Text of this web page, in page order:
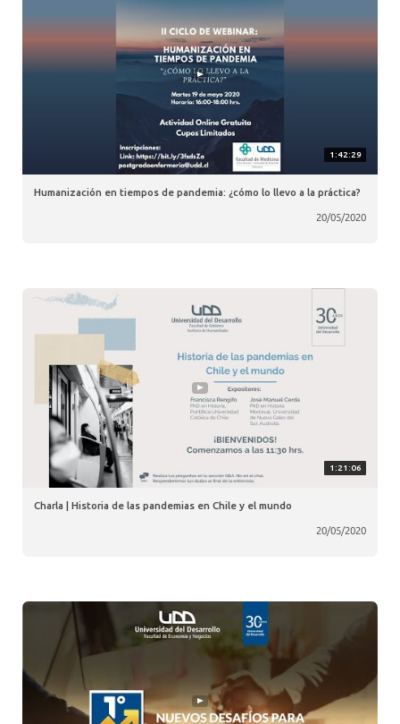
1:42:29
Humanización en tiempos de pandemia: ¿cómo lo llevo a la práctica?
20/05/2020
1:21:06
Charla | Historia de las pandemias en Chile y el mundo
20/05/2020